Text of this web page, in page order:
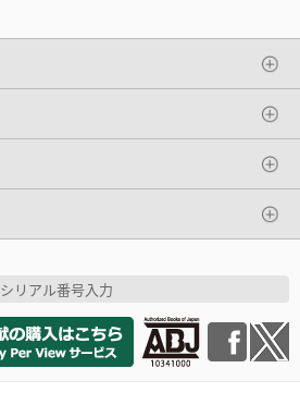
シリアル番号入力